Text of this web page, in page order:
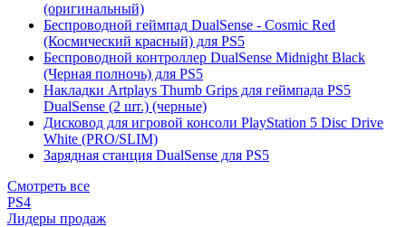
(оригинальный)
Беспроводной геймпад DualSense - Cosmic Red
(Космический красный) для PS5
Беспроводной контроллер DualSense Midnight Black
(Черная полночь) для PS5
Накладки Artplays Thumb Grips для геймпада PS5
DualSense (2 шт.) (черные)
Дисковод для игровой консоли PlayStation 5 Disc Drive
White (PRO/SLIM)
Зарядная станция DualSense для PS5
Смотреть все
PS4
Лидеры продаж